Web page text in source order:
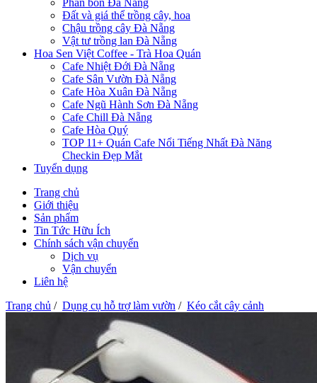
Phân bón Đà Nẵng
Đất và giá thể trồng cây, hoa
Chậu trồng cây Đà Nẵng
Vật tư trồng lan Đà Nẵng
Hoa Sen Việt Coffee - Trà Hoa Quán
Cafe Nhiệt Đới Đà Nẵng
Cafe Sân Vườn Đà Nẵng
Cafe Hòa Xuân Đà Nẵng
Cafe Ngũ Hành Sơn Đà Nẵng
Cafe Chill Đà Nẵng
Cafe Hòa Quý
TOP 11+ Quán Cafe Nổi Tiếng Nhất Đà Năng
Checkin Đẹp Mắt
Tuyển dụng
Trang chủ
Giới thiệu
Sản phẩm
Tin Tức Hữu Ích
Chính sách vận chuyển
Dịch vụ
Vận chuyển
Liên hệ
Trang chủ / Dụng cụ hỗ trợ làm vườn / Kéo cắt cây cảnh